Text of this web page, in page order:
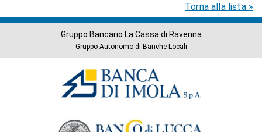
Torna alla lista »
Gruppo Bancario La Cassa di Ravenna
Gruppo Autonomo di Banche Locali